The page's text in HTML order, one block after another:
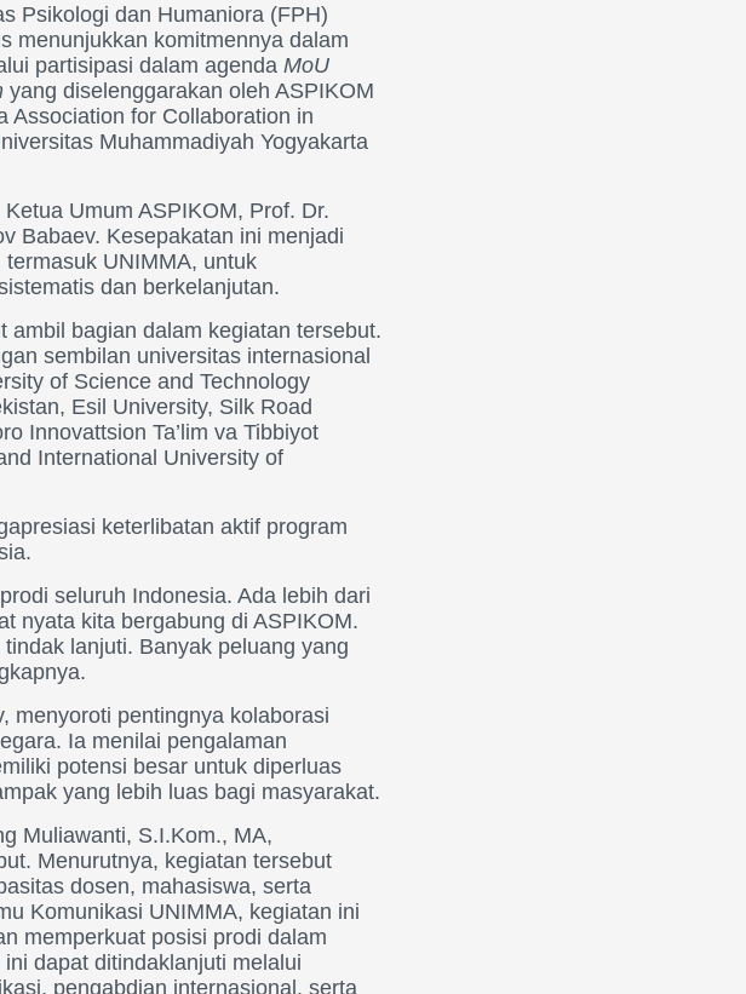
Psikologi dan Humaniora (FPH)
menunjukkan komitmennya dalam
partisipasi dalam agenda MoU
yang diselenggarakan oleh ASPIKOM
Association for Collaboration in
Muhammadiyah Yogyakarta
Umum ASPIKOM, Prof. Dr.
Babaev. Kesepakatan ini menjadi
UNIMMA, untuk
dan berkelanjutan.
ambil bagian dalam kegiatan tersebut.
sembilan universitas internasional
of Science and Technology
Esil University, Silk Road
Innovattsion Ta’lim va Tibbiyot
International University of
keterlibatan aktif program
seluruh Indonesia. Ada lebih dari
nyata kita bergabung di ASPIKOM.
lanjuti. Banyak peluang yang
menyoroti pentingnya kolaborasi
Ia menilai pengalaman
potensi besar untuk diperluas
yang lebih luas bagi masyarakat.
Muliawanti, S.I.Kom., MA,
Menurutnya, kegiatan tersebut
dosen, mahasiswa, serta
Komunikasi UNIMMA, kegiatan ini
memperkuat posisi prodi dalam
dapat ditindaklanjuti melalui
pengabdian internasional, serta